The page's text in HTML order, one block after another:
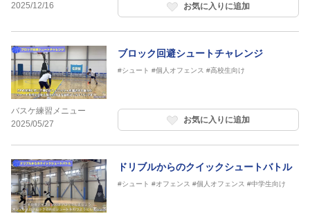
2025/12/16
お気に入りに追加
バスケ練習メニュー
2025/05/27
ブロック回避シュートチャレンジ
#シュート #個人オフェンス #高校生向け
お気に入りに追加
ドリブルからのクイックシュートバトル
#シュート #オフェンス #個人オフェンス #中学生向け